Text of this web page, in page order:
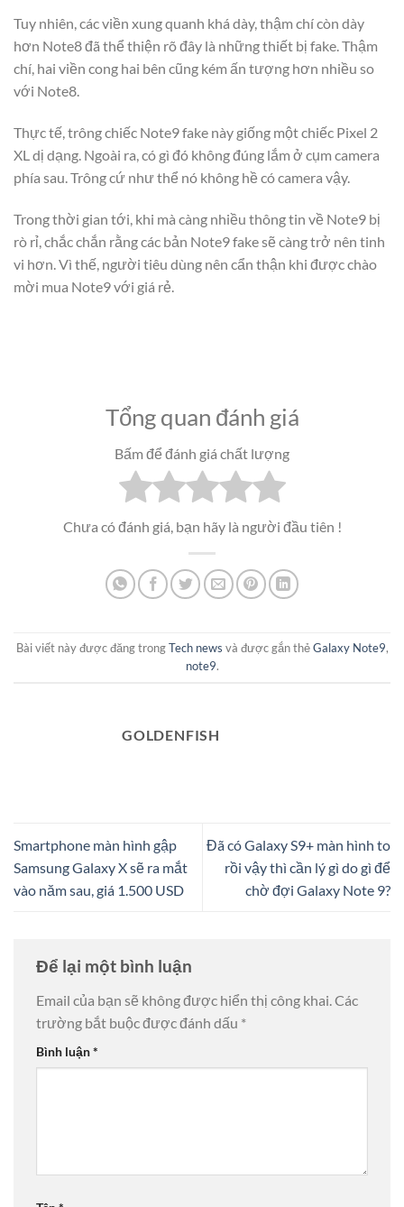
Tuy nhiên, các viền xung quanh khá dày, thậm chí còn dày
hơn Note8 đã thể thiện rõ đây là những thiết bị fake. Thậm
chí, hai viền cong hai bên cũng kém ấn tượng hơn nhiều so
với Note8.
Thực tế, trông chiếc Note9 fake này giống một chiếc Pixel 2
XL dị dạng. Ngoài ra, có gì đó không đúng lắm ở cụm camera
phía sau. Trông cứ như thể nó không hề có camera vậy.
Trong thời gian tới, khi mà càng nhiều thông tin về Note9 bị
rò rỉ, chắc chắn rằng các bản Note9 fake sẽ càng trở nên tinh
vi hơn. Vì thế, người tiêu dùng nên cẩn thận khi được chào
mời mua Note9 với giá rẻ.
Tổng quan đánh giá
Bấm để đánh giá chất lượng
Chưa có đánh giá, bạn hãy là người đầu tiên !
Bài viết này được đăng trongTech news và được gắn thẻGalaxy Note9,
note9.
GOLDENFISH
Smartphone màn hình gập
Samsung Galaxy X sẽ ra mắt
vào năm sau, giá 1.500 USD
Đã có Galaxy S9+ màn hình to
rồi vậy thì cần lý gì do gì để
chờ đợi Galaxy Note 9?
Để lại một bình luận
Email của bạn sẽ không được hiển thị công khai.Các
trường bắt buộc được đánh dấu *
Bình luận*